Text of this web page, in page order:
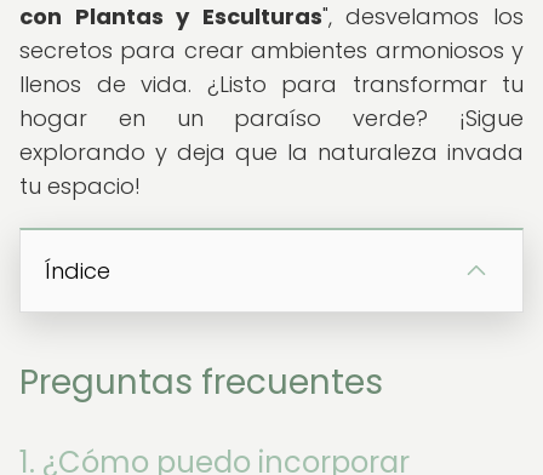
con Plantas y Esculturas", desvelamos los
secretos para crear ambientes armoniosos y
llenos de vida. ¿Listo para transformar tu
hogar en un paraíso verde? ¡Sigue
explorando y deja que la naturaleza invada
tu espacio!
Índice
Preguntas frecuentes
1. ¿Cómo puedo incorporar